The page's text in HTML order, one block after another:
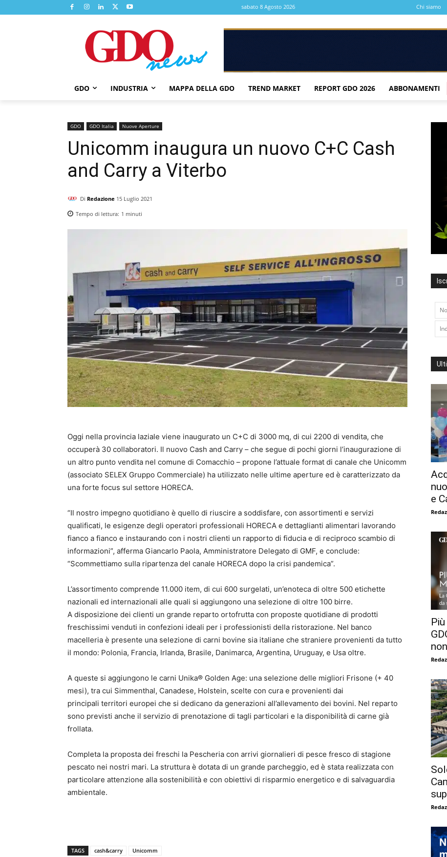
sabato 8 Agosto 2026 Chi siamo
GDO INDUSTRIA MAPPA DELLA GDO TREND MARKET REPORT GDO 2026 ABBONAMENTI
GDO GDO Italia Nuove Aperture
Unicomm inaugura un nuovo C+C Cash
and Carry a Viterbo
Di Redazione 15 Luglio 2021
Tempo di lettura: 1 minuti
Oggi nella provincia laziale viene inaugurato un C+C di 3000 mq, di cui 2200 di vendita, che
occuperà 30 collaboratori. Il nuovo Cash and Carry – che segue di pochi giorni l’inaugurazione di
un altro punto vendita nel comune di Comacchio – propone l’attuale format di canale che Unicomm
(associato SELEX Gruppo Commerciale) ha utilizzato nelle ultime aperture ed è caratterizzato da
una forte focus sul settore HORECA.
“Il nostro impegno quotidiano è quello di riuscire a soddisfare, con assortimenti e servizi
qualificati, le esigenze degli operatori professionali HORECA e dettaglianti alimentari lavorando
fianco a fianco e instaurando con i nostri clienti un rapporto di fiducia e di reciproco scambio di
informazioni”, afferma Giancarlo Paola, Amministratore Delegato di GMF, e conclude:
“Scommettiamo sulla ripartenza del canale HORECA dopo la crisi pandemica”.
L’assortimento comprende 11.000 item, di cui 600 surgelati, un’enoteca di oltre 500 etichette
nazionali ed internazionali alle quali si aggiungono una selezione di oltre 100 birre.
A disposizione dei clienti un grande reparto ortofrutta con proposte quotidiane di prodotti
freschissimi venduti in confezioni ideali per i professionisti della ristorazione. Nel banco
macelleria è presente una selezione di carni bovine sia italiane che straniere provenienti da tutto
il mondo: Polonia, Francia, Irlanda, Brasile, Danimarca, Argentina, Uruguay, e Usa oltre.
A queste si aggiungono le carni Unika® Golden Age: una selezione delle migliori Frisone (+ 40
mesi), tra cui Simmenthal, Canadese, Holstein, scelte con cura e provenienti dai
principali territori europei che si dedicano da generazioni all’allevamento dei bovini. Nel reparto
sono previsti anche il servizio di prenotazione di tagli particolari e la disponibilità di carne già
frollata.
Completa la proposta dei freschi la Pescheria con arrivi giornalieri di pesce fresco di stagione
pescato nei nostri mari. La struttura è dotata di un grande parcheggio, ed è stata realizzata con
particolare attenzione alla sostenibilità e con obiettivi di risparmio energetico e di salvaguardia
ambientale.
TAGS cash&carry Unicomm
e